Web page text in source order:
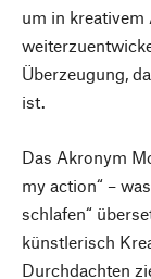
um in
Überzeugung,
ist.
Das Akronym
my action“ –
schlafen“
künstlerisch
Durchdachten